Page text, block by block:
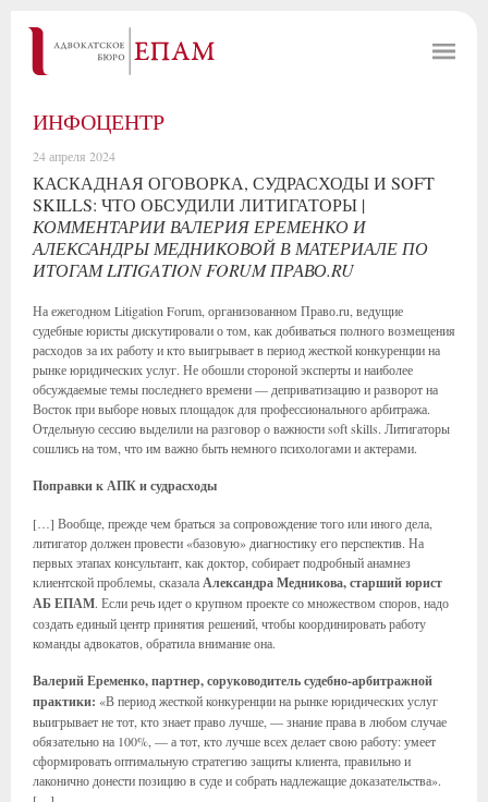
ИНФОЦЕНТР
24 апреля 2024
КАСКАДНАЯ ОГОВОРКА, СУДРАСХОДЫ И SOFT
SKILLS: ЧТО ОБСУДИЛИ ЛИТИГАТОРЫ |
КОММЕНТАРИИ ВАЛЕРИЯ ЕРЕМЕНКО И
АЛЕКСАНДРЫ МЕДНИКОВОЙ В МАТЕРИАЛЕ ПО
ИТОГАМ LITIGATION FORUM ПРАВО.RU
На ежегодном Litigation Forum, организованном Право.ru, ведущие
судебные юристы дискутировали о том, как добиваться полного возмещения
расходов за их работу и кто выигрывает в период жесткой конкуренции на
рынке юридических услуг. Не обошли стороной эксперты и наиболее
обсуждаемые темы последнего времени — деприватизацию и разворот на
Восток при выборе новых площадок для профессионального арбитража.
Отдельную сессию выделили на разговор о важности soft skills. Литигаторы
сошлись на том, что им важно быть немного психологами и актерами.
Поправки к АПК и судрасходы
[…] Вообще, прежде чем браться за сопровождение того или иного дела,
литигатор должен провести «базовую» диагностику его перспектив. На
первых этапах консультант, как доктор, собирает подробный анамнез
клиентской проблемы, сказалаАлександра Медникова, старший юрист
АБ ЕПАМ. Если речь идет о крупном проекте со множеством споров, надо
создать единый центр принятия решений, чтобы координировать работу
команды адвокатов, обратила внимание она.
Валерий Еременко, партнер, соруководитель судебно-арбитражной
практики: «В период жесткой конкуренции на рынке юридических услуг
выигрывает не тот, кто знает право лучше, — знание права в любом случае
обязательно на 100%, — а тот, кто лучше всех делает свою работу: умеет
сформировать оптимальную стратегию защиты клиента, правильно и
лаконично донести позицию в суде и собрать надлежащие доказательства».